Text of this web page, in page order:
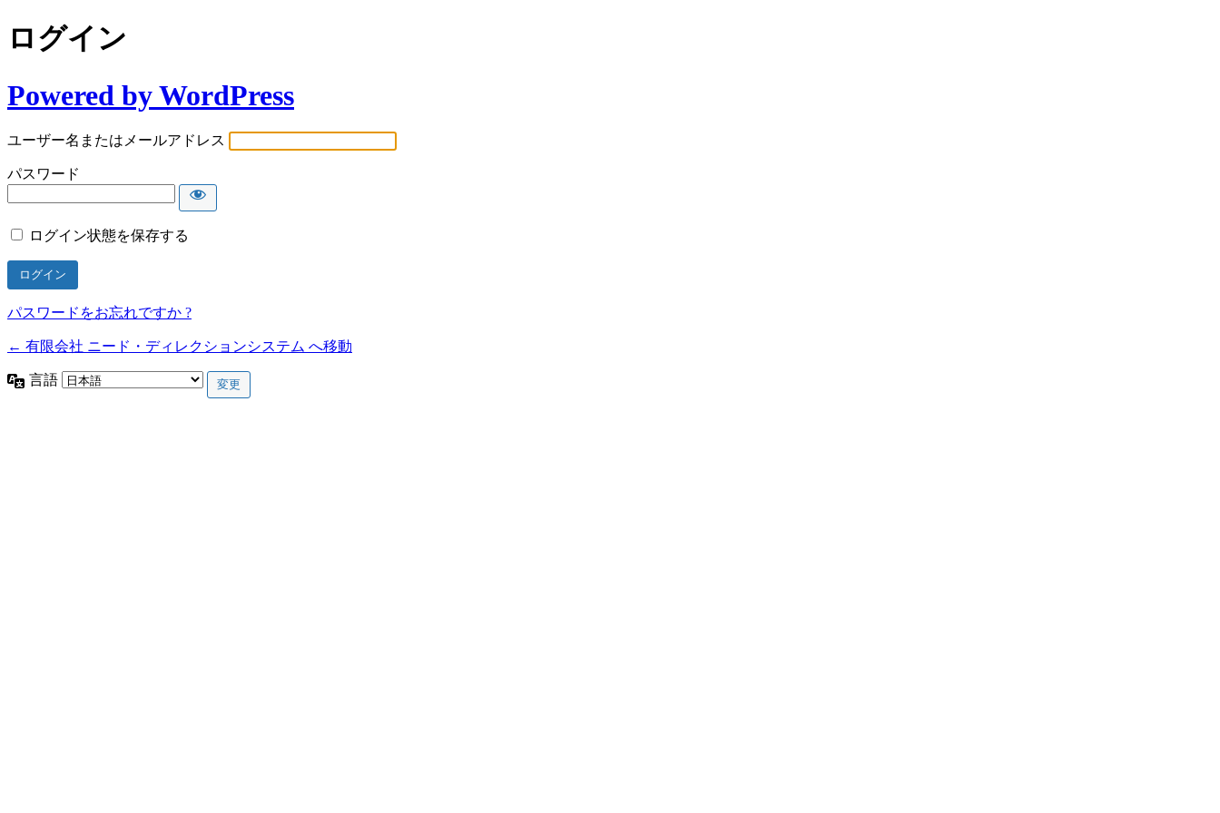
ログイン
Powered by WordPress
ユーザー名またはメールアドレス
パスワード
ログイン状態を保存する
パスワードをお忘れですか ?
← 有限会社 ニード・ディレクションシステム へ移動
言語